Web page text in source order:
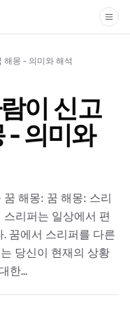
해몽 - 의미와 해석
이 신고
- 의미와
해몽: 꿈 해몽: 스리
리퍼는 일상에서 편
꿈에서 스리퍼를 다른
당신이 현재의 상황
한...